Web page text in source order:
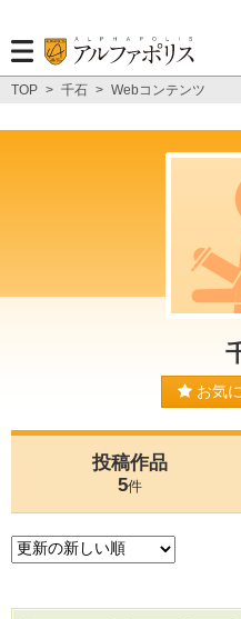
TOP > 千石 > Webコンテンツ
お気
投稿作品
5件